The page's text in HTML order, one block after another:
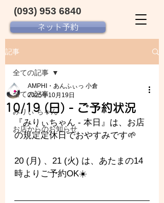
ネット予約
(093) 953 6840‬
記事
全ての記事
みりぃ ちゃん
お店からのお知らせ
全ての記事
10/19 (日) - ご予約状況
AMPHI・あんふぃっ 小倉
2025年10月19日
『みりぃちゃん - 本日』は、お店
の規定定休日でおやすみです🌱
20 (月) 、21 (火) は、あたまの14
時よりご予約OK☀️